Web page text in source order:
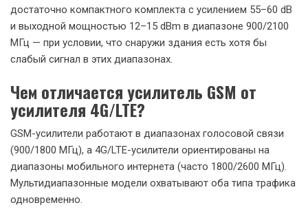
достаточно компактного комплекта с усилением 55–60 dB
и выходной мощностью 12–15 dBm в диапазоне 900/2100
МГц — при условии, что снаружи здания есть хотя бы
слабый сигнал в этих диапазонах.
Чем отличается усилитель GSM от
усилителя 4G/LTE?
GSM-усилители работают в диапазонах голосовой связи
(900/1800 МГц), а 4G/LTE-усилители ориентированы на
диапазоны мобильного интернета (часто 1800/2600 МГц).
Мультидиапазонные модели охватывают оба типа трафика
одновременно.